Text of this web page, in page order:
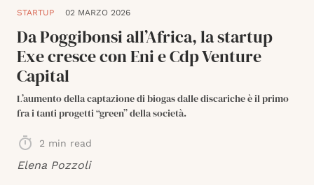
STARTUP 02 MARZO 2026
Da Poggibonsi all’Africa, la startup
Exe cresce con Eni e Cdp Venture
Capital
L’aumento della captazione di biogas dalle discariche è il primo
fra i tanti progetti “green” della società.
2 min read
Elena Pozzoli